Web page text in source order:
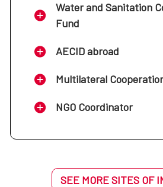
Water and Sanitation
Fund
AECID abroad
Multilateral
NGO Coordinator
SEE MORE SITES OF